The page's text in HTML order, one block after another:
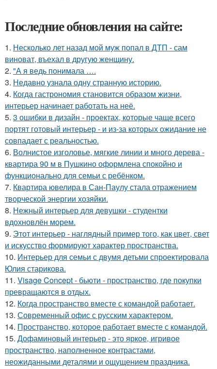
Последние обновления на сайте:
1. Несколько лет назад мой муж попал в ДТП - сам
виноват, въехал в другую женщину.
2. "А я ведь понимала ….
3. Недавно узнала одну странную историю.
4. Когда гастрономия становится образом жизни,
интерьер начинает работать на неё.
5. 3 ошибки в дизайн - проектах, которые чаще всего
портят готовый интерьер - и из-за которых ожидание не
совпадает с реальностью.
6. Волнистое изголовье, мягкие линии и много дерева -
квартира 90 м в Пушкино оформлена спокойно и
функционально для семьи с ребёнком.
7. Квартира ювелира в Сан-Паулу стала отражением
творческой энергии хозяйки.
8. Нежный интерьер для девушки - студентки
вдохновлён морем.
9. Этот интерьер - наглядный пример того, как цвет, свет
и искусство формируют характер пространства.
10. Интерьер для семьи с двумя детьми спроектировала
Юлия старикова.
11. Visage Concept - бьюти - пространство, где покупки
превращаются в отдых.
12. Когда пространство вместе с командой работает.
13. Современный офис с русским характером.
14. Пространство, которое работает вместе с командой.
15. Дофаминовый интерьер - это яркое, игривое
пространство, наполненное контрастами,
неожиданными деталями и ощущением праздника.